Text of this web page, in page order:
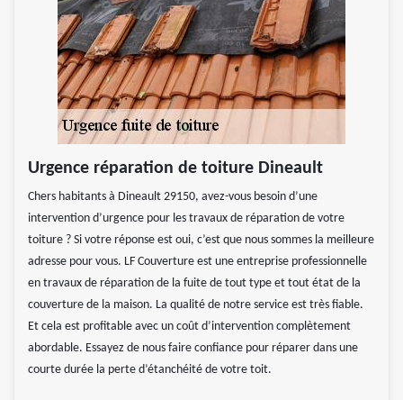
Urgence réparation de toiture Dineault
Chers habitants à Dineault 29150, avez-vous besoin d’une
intervention d’urgence pour les travaux de réparation de votre
toiture ? Si votre réponse est oui, c’est que nous sommes la meilleure
adresse pour vous. LF Couverture est une entreprise professionnelle
en travaux de réparation de la fuite de tout type et tout état de la
couverture de la maison. La qualité de notre service est très fiable.
Et cela est profitable avec un coût d’intervention complètement
abordable. Essayez de nous faire confiance pour réparer dans une
courte durée la perte d’étanchéité de votre toit.